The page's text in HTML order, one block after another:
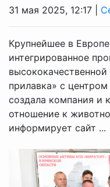
31 мая 2025, 12:17 |
Крупнейшее в
интегрированное
прилавка» с
создала компания и
отношение к
информирует сайт ...